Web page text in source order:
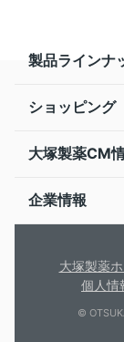
製品ラインナ
ショッピング
大塚製薬CM
企業情報
大塚製薬
個人情
©